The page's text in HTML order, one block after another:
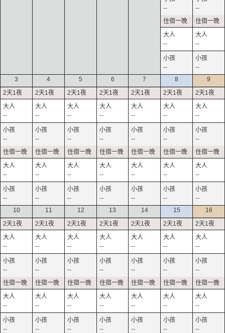
--
--
--
--
--
--
3
--
--
--
--
4
--
--
--
--
5
--
--
--
--
6
--
--
--
--
7
--
--
--
--
8
--
--
--
--
9
--
--
--
--
10
--
--
--
--
11
--
--
--
--
12
--
--
--
--
13
--
--
--
--
14
--
--
--
--
15
--
--
--
--
16
--
--
--
--